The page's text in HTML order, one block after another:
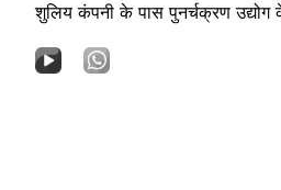
शुलिय कंपनी के पास पुनर्चक्रण